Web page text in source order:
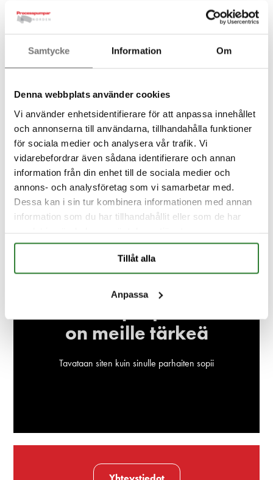
Samtycke Information Om
Denna webbplats använder cookies
Vi använder enhetsidentifierare för att anpassa innehållet
och annonserna till användarna, tillhandahålla funktioner
för sociala medier och analysera vår trafik. Vi
vidarebefordrar även sådana identifierare och annan
information från din enhet till de sociala medier och
annons- och analysföretag som vi samarbetar med.
Dessa kan i sin tur kombinera informationen med annan
information som du har tillhandahållit eller som de har
Tillåt alla
Anpassa
Hae tuotetta,
dokumentaatiota…
Hae
on meille tärkeä
Tavataan siten kuin sinulle parhaiten sopii